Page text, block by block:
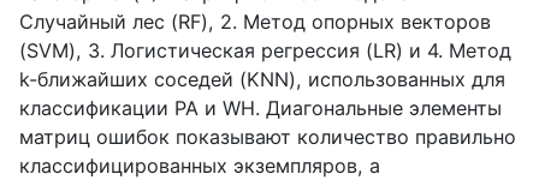
Случайный лес (RF), 2. Метод опорных векторов
(SVM), 3. Логистическая регрессия (LR) и 4. Метод
k-ближайших соседей (KNN), использованных для
классификации PA и WH. Диагональные элементы
матриц ошибок показывают количество правильно
классифицированных экземпляров, а